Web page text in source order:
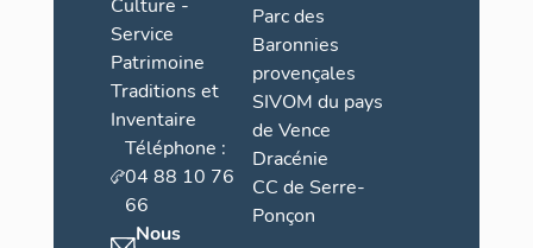
Culture -
Service
Patrimoine
Traditions et
Inventaire
Téléphone :
04 88 10 76
66
Nous
Parc des
Baronnies
provençales
SIVOM du pays
de Vence
Dracénie
CC de Serre-
Ponçon